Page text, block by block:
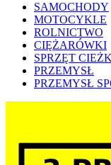
SAMOCHODY
MOTOCYKLE
ROLNICTWO
CIĘŻARÓWKI
SPRZĘT
PRZEMYSŁ
PRZEMYSŁ